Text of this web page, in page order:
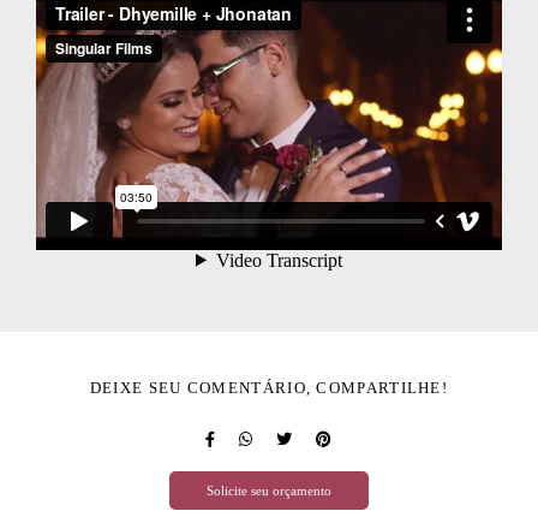
DEIXE SEU COMENTÁRIO, COMPARTILHE!
Solicite seu orçamento